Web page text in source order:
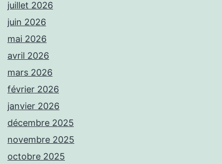
juillet 2026
juin 2026
mai 2026
avril 2026
mars 2026
février 2026
janvier 2026
décembre 2025
novembre 2025
octobre 2025